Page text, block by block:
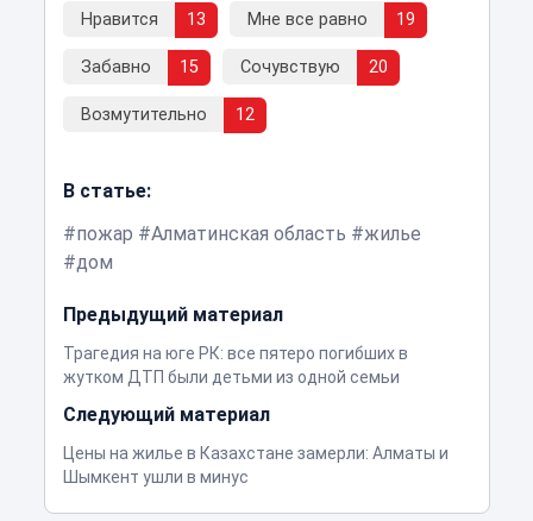
Нравится 13 Мне все равно 19
Забавно 15 Сочувствую 20
Возмутительно 12
В статье:
пожар
Алматинская область
жилье
дом
Предыдущий материал
Трагедия на юге РК: все пятеро погибших в
жутком ДТП были детьми из одной семьи
Следующий материал
Цены на жилье в Казахстане замерли: Алматы и
Шымкент ушли в минус